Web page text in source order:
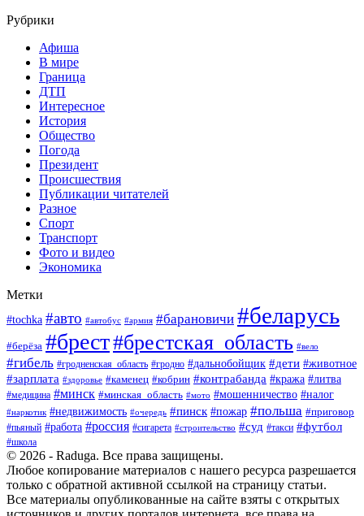
Рубрики
Афиша
В мире
Граница
ДТП
Интересное
История
Общество
Погода
Президент
Происшествия
Публикации читателей
Разное
Спорт
Транспорт
Фото и видео
Экономика
Метки
#tochka #авто #автобус #армия #барановичи #беларусь
#берёза #брест#брестская_область #вело
#гибель #гродненская_область #гродно #дальнобойщик #дети #животное
#зарплата #здоровье #каменец #кобрин #контрабанда #кража #литва
#медицина #минск #минская_область #мото #мошенничество #налог
#наркотик #недвижимость #очередь #пинск #пожар #польша #приговор
#пьяный #работа #россия #сигарета #строительство #суд #такси #футбол
#школа
© 2026 - Raduga. Все права защищены.
Любое копирование материалов с нашего ресурса разрешается
только с обратной активной ссылкой на страницу статьи.
Все материалы опубликованные на сайте взяты с открытых